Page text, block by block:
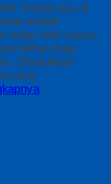
Terpercaya &
adalah
hidup oleh siswa,
toga
Dibutuhkan
yang